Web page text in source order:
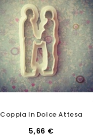
Coppia In Dolce Attesa
5,66 €